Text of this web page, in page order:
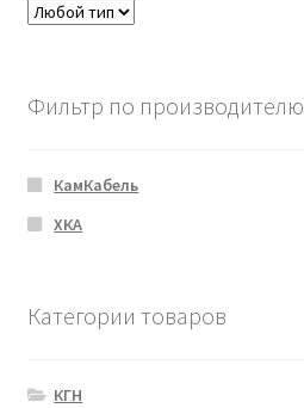
Фильтр по производителю
КамКабель
ХКА
Категории товаров
КГН